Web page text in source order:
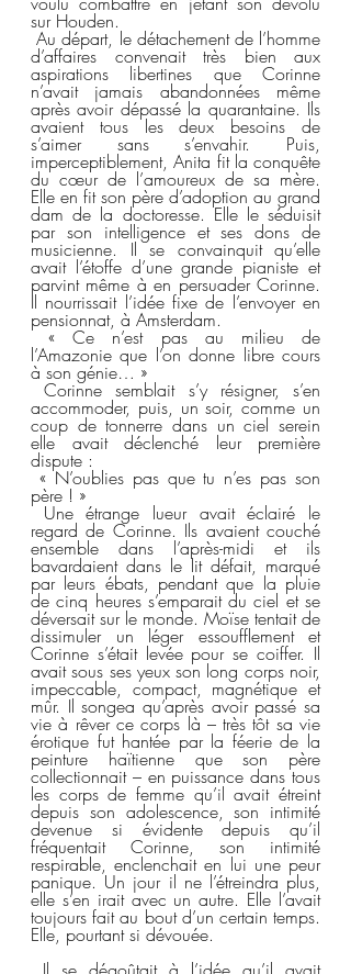
sur Houden.
Au départ, le détachement de l’homme
d’affaires convenait très bien aux
aspirations libertines que Corinne
n’avait jamais abandonnées même
après avoir dépassé la quarantaine. Ils
avaient tous les deux besoins de
s’aimer sans s’envahir. Puis,
imperceptiblement, Anita fit la conquête
du cœur de l’amoureux de sa mère.
Elle en fit son père d’adoption au grand
dam de la doctoresse. Elle le séduisit
par son intelligence et ses dons de
musicienne. Il se convainquit qu’elle
avait l’étoffe d’une grande pianiste et
parvint même à en persuader Corinne.
Il nourrissait l’idée fixe de l’envoyer en
pensionnat, à Amsterdam.
« Ce n’est pas au milieu de
l’Amazonie que l’on donne libre cours
à son génie… »
Corinne semblait s’y résigner, s’en
accommoder, puis, un soir, comme un
coup de tonnerre dans un ciel serein
elle avait déclenché leur première
dispute :
père ! »
Une étrange lueur avait éclairé le
regard de Corinne. Ils avaient couché
ensemble dans l’après-midi et ils
bavardaient dans le lit défait, marqué
par leurs ébats, pendant que la pluie
de cinq heures s’emparait du ciel et se
déversait sur le monde. Moïse tentait de
dissimuler un léger essoufflement et
Corinne s’était levée pour se coiffer. Il
avait sous ses yeux son long corps noir,
impeccable, compact, magnétique et
mûr. Il songea qu’après avoir passé sa
vie à rêver ce corps là – très tôt sa vie
érotique fut hantée par la féerie de la
peinture haïtienne que son père
collectionnait – en puissance dans tous
les corps de femme qu’il avait étreint
depuis son adolescence, son intimité
devenue si évidente depuis qu’il
fréquentait Corinne, son intimité
respirable, enclenchait en lui une peur
panique. Un jour il ne l’étreindra plus,
elle s’en irait avec un autre. Elle l’avait
toujours fait au bout d’un certain temps.
Elle, pourtant si dévouée.